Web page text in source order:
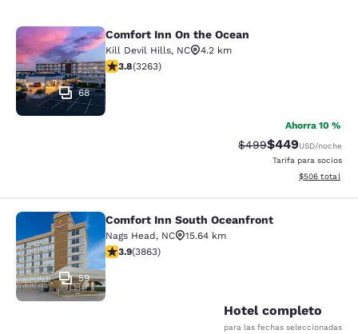
Comfort Inn On the Ocean
68
Comfort Inn On the Ocean
Kill Devil Hills, NC
4.2 km
calificación de 3.76 estrellas. Bueno. 3263 reseñas
3.8(3263)
Ahorra 10 %
Precio tachado:
$499Precio con
$449USD/noche
Tarifa para socios
Ver detalles
$506 total
Comfort Inn South Oceanfront
59
Comfort Inn South Oceanfront
Nags Head, NC
15.64 km
calificación de 3.91 estrellas. Bueno. 3863 reseñas
3.9(3863)
Hotel completo
para las fechas seleccionadas